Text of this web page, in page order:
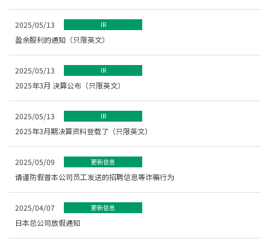
2025/05/13 IR
盈余股利的通知（只限英文）
2025/05/13 IR
2025年3月 決算公布（只限英文）
2025/05/13 IR
2025年3月期决算资料登载了（只限英文）
2025/05/09 更新信息
请谨防假冒本公司员工发送的招聘信息等诈骗行为
2025/04/07 更新信息
日本总公司放假通知